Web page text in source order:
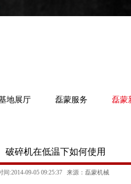
地展厅 磊蒙服务 磊蒙
破碎机在低温下如何使用
间:2014-09-05 09:25:37 来源：磊蒙机械